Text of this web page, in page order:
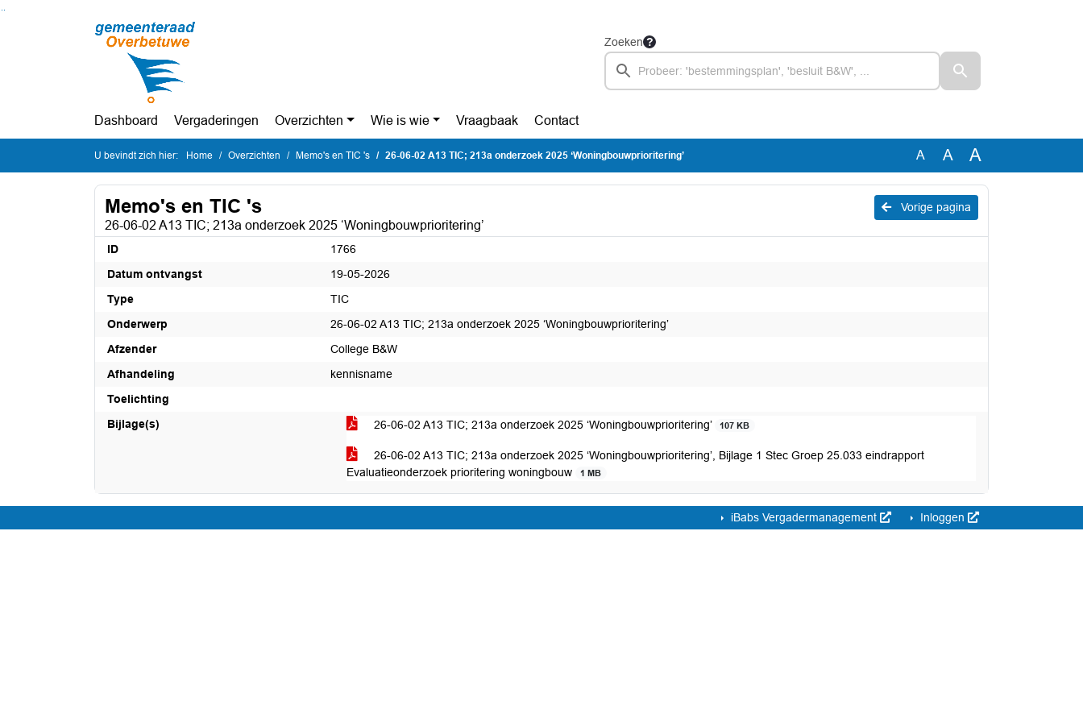
Ga naar de inhoud van deze pagina
Zoeken
Dashboard Vergaderingen Overzichten Wie is wie Vraagbaak Contact
U bevindt zich hier: Home Overzichten Memo's en TIC 's 26-06-02 A13 TIC; 213a onderzoek 2025 ‘Woningbouwprioritering’ A A A
Vorige pagina
Memo's en TIC 's
26-06-02 A13 TIC; 213a onderzoek 2025 ‘Woningbouwprioritering’
ID
1766
Datum ontvangst
19-05-2026
Type
TIC
Onderwerp
26-06-02 A13 TIC; 213a onderzoek 2025 ‘Woningbouwprioritering’
Afzender
College B&W
Afhandeling
kennisname
Toelichting
Bijlage(s)
26-06-02 A13 TIC; 213a onderzoek 2025 ‘Woningbouwprioritering’ 107 KB
26-06-02 A13 TIC; 213a onderzoek 2025 ‘Woningbouwprioritering’, Bijlage 1 Stec Groep 25.033 eindrapport
Evaluatieonderzoek prioritering woningbouw
1 MB
iBabs Vergadermanagement Inloggen